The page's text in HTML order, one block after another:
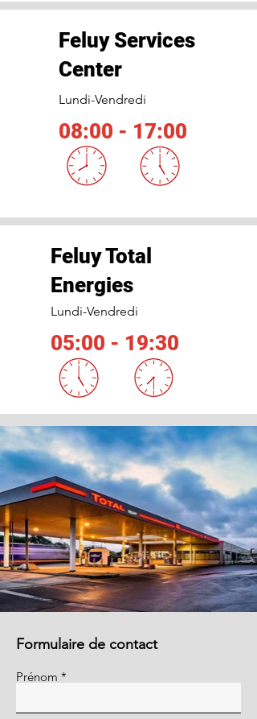
Feluy Services
Center
Lundi-Vendredi
08:00 - 17:00
Feluy Total
Energies
Lundi-Vendredi
05:00 - 19:30
Formulaire de contact
Prénom